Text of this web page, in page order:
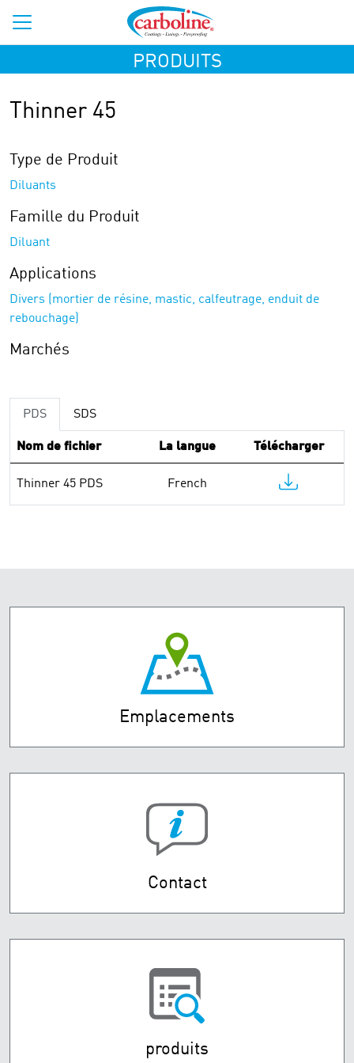
PRODUITS
Thinner 45
Type de Produit
Diluants
Famille du Produit
Diluant
Applications
Divers (mortier de résine, mastic, calfeutrage, enduit de
rebouchage)
Marchés
PDS SDS
Nom de fichier La langue Télécharger
Thinner 45 PDS French
Emplacements
Contact
produits